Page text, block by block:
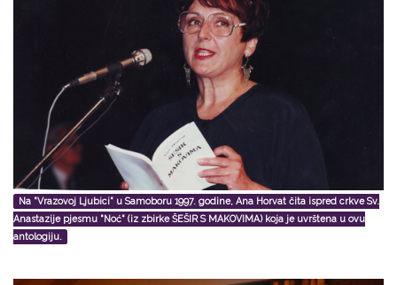
Na "Vrazovoj Ljubici" u Samoboru 1997. godine, Ana Horvat čita ispred crkve Sv.
Anastazije pjesmu "Noć" (iz zbirke ŠEŠIR S MAKOVIMA) koja je uvrštena u ovu
antologiju.